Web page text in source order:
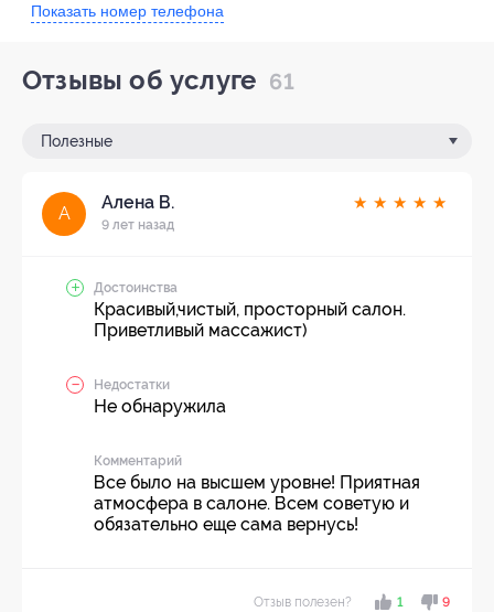
Показать номер телефона
Отзывы об услуге 61
Полезные
А
Алена В.
9 лет назад
★ ★ ★ ★ ★
Достоинства
Красивый,чистый, просторный салон.
Приветливый массажист)
Недостатки
Не обнаружила
Комментарий
Все было на высшем уровне! Приятная
атмосфера в салоне. Всем советую и
обязательно еще сама вернусь!
Отзыв полезен? 1 9